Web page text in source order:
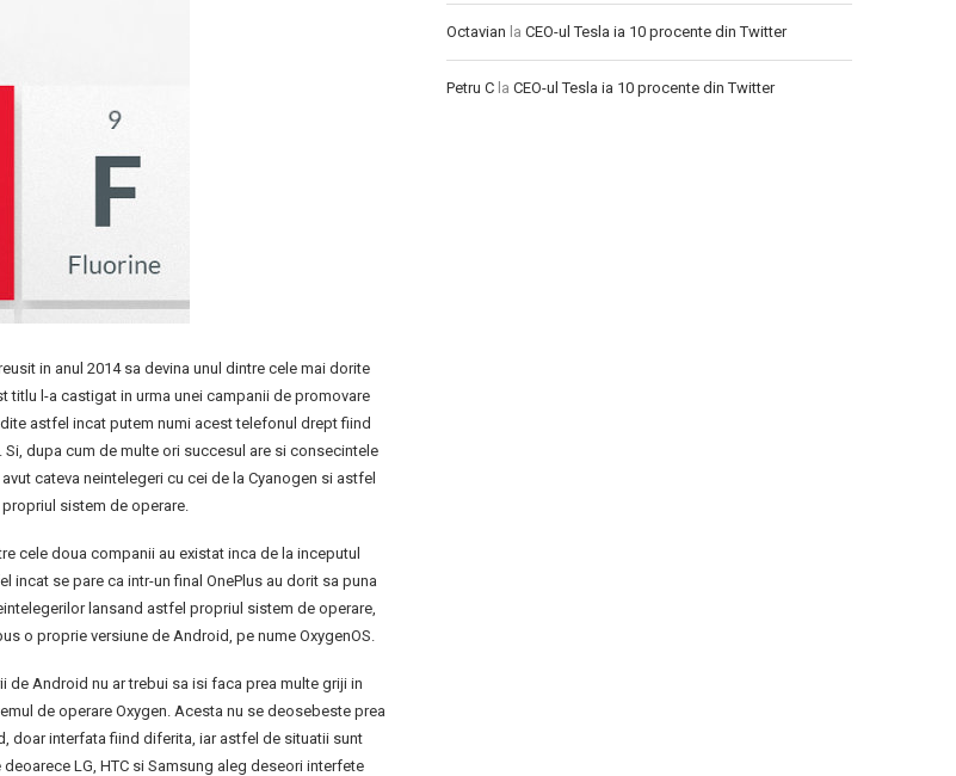
in anul 2014 sa devina unul dintre cele mai dorite
titlu l-a castigat in urma unei campanii de promovare
astfel incat putem numi acest telefonul drept fiind
Si, dupa cum de multe ori succesul are si consecintele
avut cateva neintelegeri cu cei de la Cyanogen si astfel
sistem de operare.
cele doua companii au existat inca de la inceputul
incat se pare ca intr-un final OnePlus au dorit sa puna
lansand astfel propriul sistem de operare,
o proprie versiune de Android, pe nume OxygenOS.
de Android nu ar trebui sa isi faca prea multe griji in
de operare Oxygen. Acesta nu se deosebeste prea
doar interfata fiind diferita, iar astfel de situatii sunt
LG, HTC si Samsung aleg deseori interfete
Octavian la CEO-ul Tesla ia 10 procente din Twitter
Petru C la CEO-ul Tesla ia 10 procente din Twitter